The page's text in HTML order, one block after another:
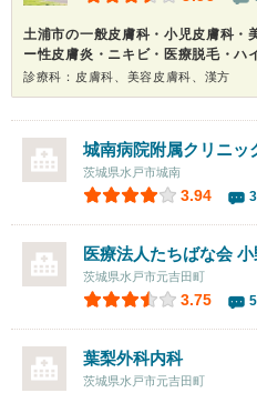
土浦市の一般皮膚科・小児皮膚科
ー性皮膚炎・ニキビ・医療脱毛・ハ
診療科：皮膚科、美容皮膚科、漢方
城南病院附属クリニッ
茨城県水戸市城南
3.94
医療法人たちばな会
茨城県水戸市元吉田町
3.75
葉梨外科内科
茨城県水戸市元吉田町